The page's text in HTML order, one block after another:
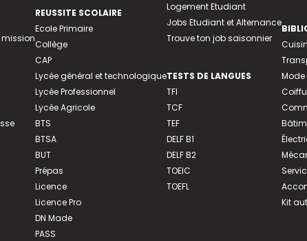
mission
REUSSITE SCOLAIRE
Ecole Primaire
Collège
CAP
Lycée général et technologique
Lycée Professionnel
Lycée Agricole
BTS
BTSA
BUT
Prépas
Licence
Licence Pro
DN Made
PASS
Logement Etudiant
Jobs Etudiant et Alternance
Trouve ton job saisonnier
TESTS DE LANGUES
TFI
TCF
TEF
DELF B1
DELF B2
TOEIC
TOEFL
Kit